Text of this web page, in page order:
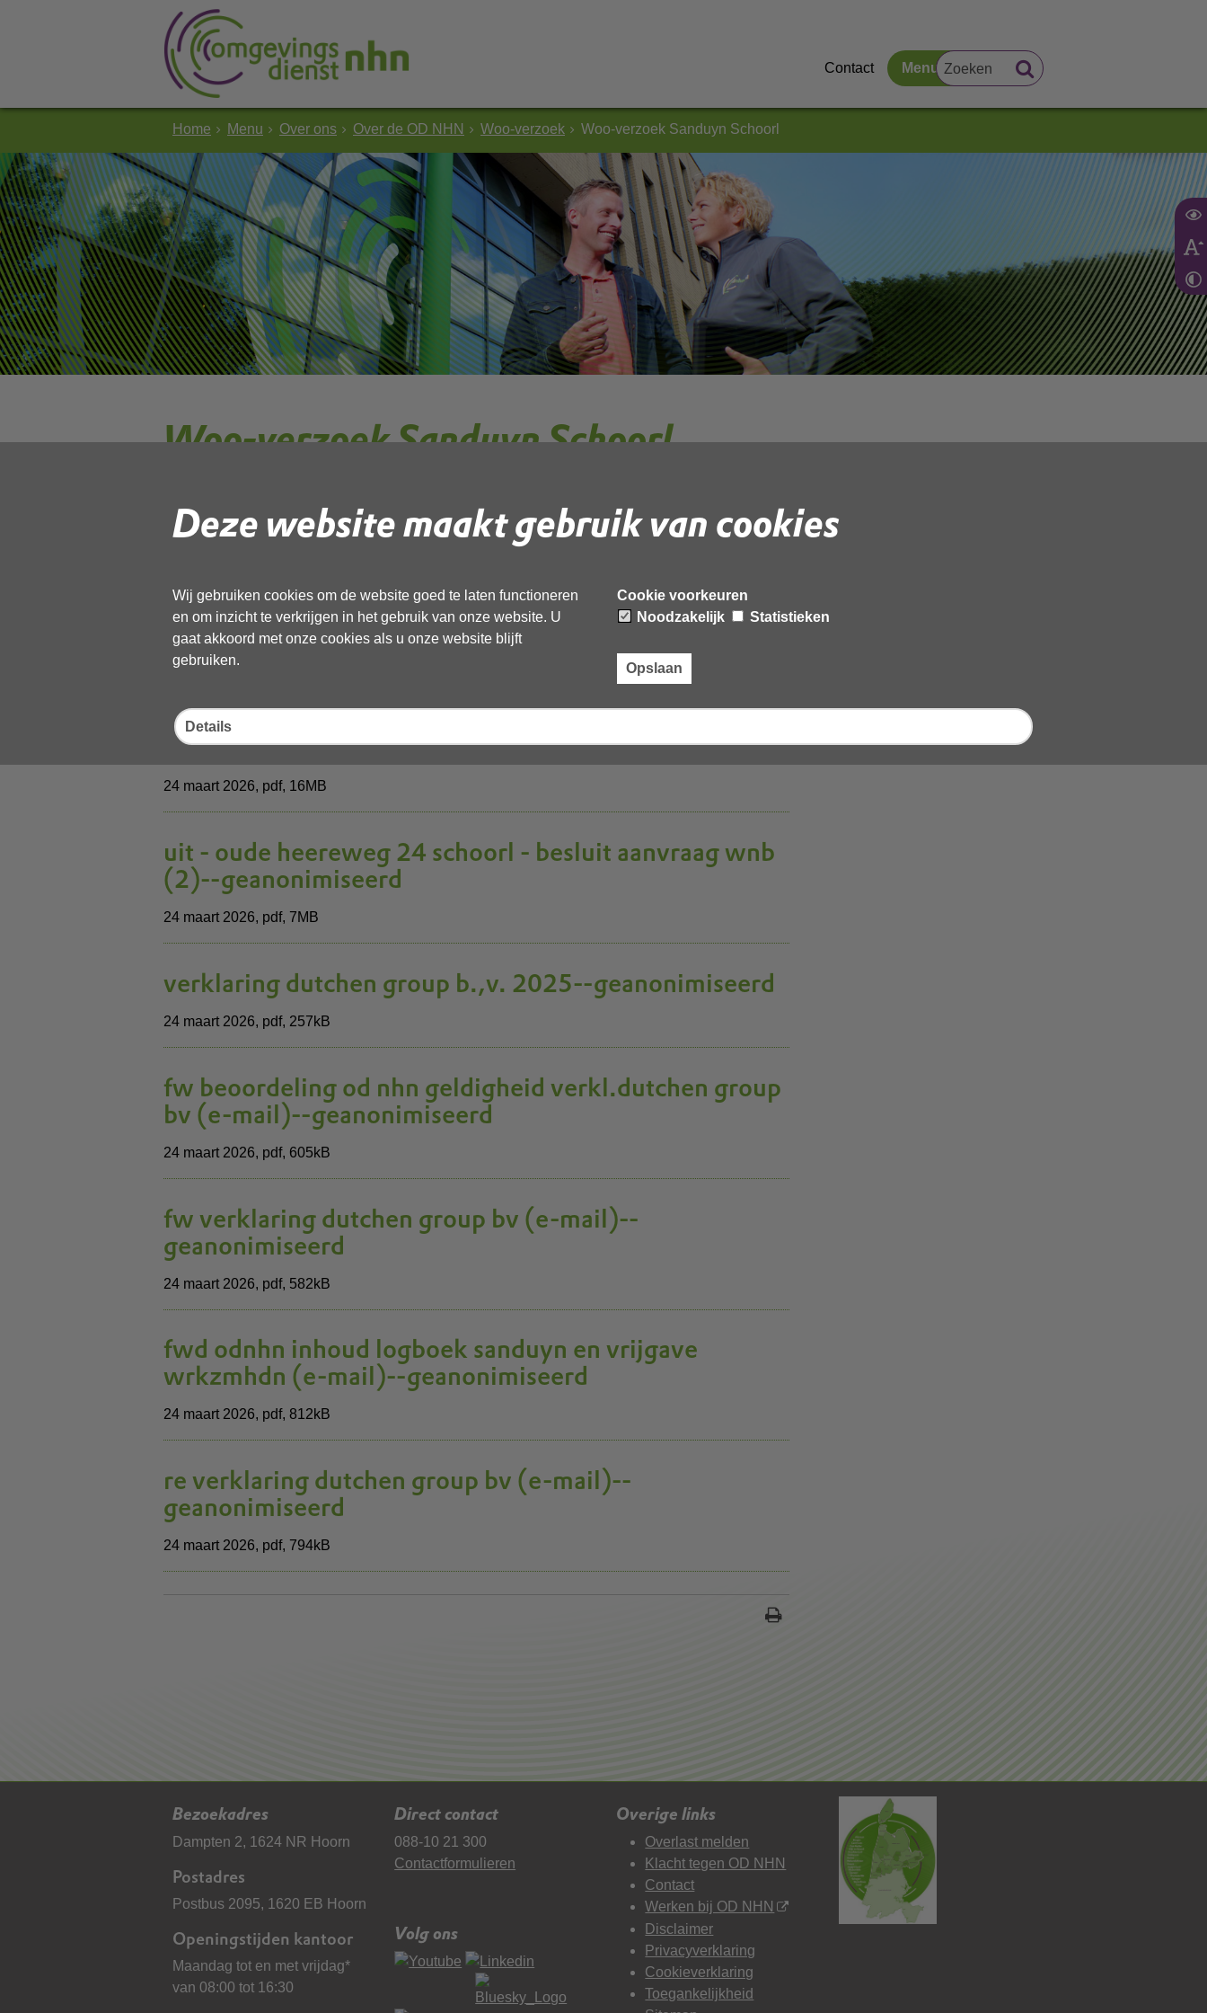
Deze website maakt gebruik van cookies
Wij gebruiken cookies om de website goed te laten functioneren
en om inzicht te verkrijgen in het gebruik van onze website. U
gaat akkoord met onze cookies als u onze website blijft
gebruiken.
Cookie voorkeuren
Noodzakelijk
Statistieken
Opslaan
Details
Contact Menu
Home Menu Over ons Over de OD NHN Woo-verzoek Woo-verzoek Sanduyn Schoorl
Woo-verzoek Sanduyn Schoorl
geanonimiseerde Besluit
WSFC-2026288_FACTUUR-OD-NHN
sanduyn_schoorl_logboek_2025--geanonimiseerd
24 maart 2026, pdf, 16MB
uit - oude heereweg 24 schoorl - besluit aanvraag wnb
(2)--geanonimiseerd
24 maart 2026, pdf, 7MB
verklaring dutchen group b.,v. 2025--geanonimiseerd
24 maart 2026, pdf, 257kB
fw beoordeling od nhn geldigheid verkl.dutchen group
bv (e-mail)--geanonimiseerd
24 maart 2026, pdf, 605kB
fw verklaring dutchen group bv (e-mail)--
geanonimiseerd
24 maart 2026, pdf, 582kB
fwd odnhn inhoud logboek sanduyn en vrijgave
wrkzmhdn (e-mail)--geanonimiseerd
24 maart 2026, pdf, 812kB
re verklaring dutchen group bv (e-mail)--
geanonimiseerd
24 maart 2026, pdf, 794kB
Bezoekadres
Dampten 2, 1624 NR Hoorn
Postadres
Postbus 2095, 1620 EB Hoorn
Openingstijden kantoor
Maandag tot en met vrijdag*
van 08:00 tot 16:30
Direct contact
088-10 21 300
Contactformulieren
Volg ons
Overige links
Overlast melden
Klacht tegen OD NHN
Contact
Werken bij OD NHN
Disclaimer
Privacyverklaring
Cookieverklaring
Toegankelijkheid